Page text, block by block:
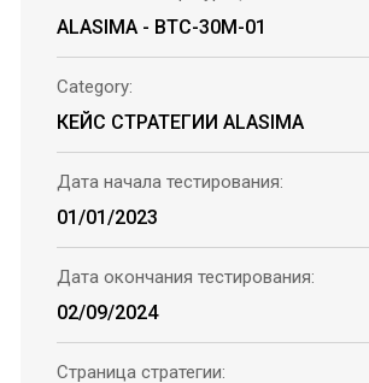
ALASIMA - BTC-30M-01
Category:
КЕЙС СТРАТЕГИИ ALASIMA
Дата начала тестирования:
01/01/2023
Дата окончания тестирования:
02/09/2024
Страница стратегии: